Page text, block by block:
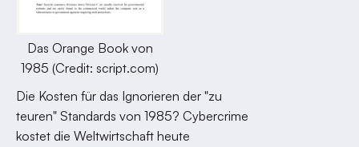
Das Orange Book von
1985 (Credit: script.com)
Die Kosten für das Ignorieren der "zu
teuren" Standards von 1985? Cybercrime
kostet die Weltwirtschaft heute